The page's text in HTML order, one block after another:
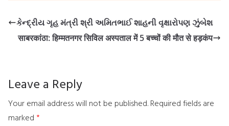
કેન્દ્રીય ગૃહ મંત્રી શ્રી અમિતભાઈ શાહની વૃક્ષારોપણ ઝુંબેશ
साबरकांठा: हिम्मतनगर सिविल अस्पताल में 5 बच्चों की मौत से हड़कंप
Leave a Reply
Your email address will not be published. Required fields are
marked *